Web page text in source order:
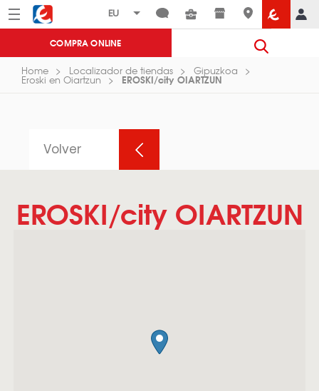
Menú Eroski
COMPRA ONLINE
Home Localizador de tiendas Gipuzkoa
Eroski en Oiartzun EROSKI/city OIARTZUN
Volver
EROSKI/city OIARTZUN